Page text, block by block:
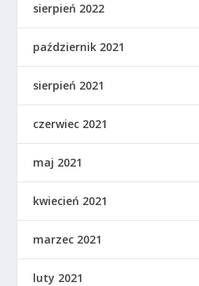
sierpień 2022
październik 2021
sierpień 2021
czerwiec 2021
maj 2021
kwiecień 2021
marzec 2021
luty 2021